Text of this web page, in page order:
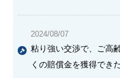
2024/08/07
粘り強い交渉で、ご高
くの賠償金を獲得でき